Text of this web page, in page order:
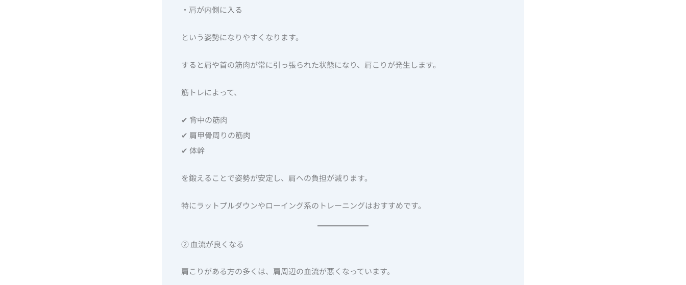
・肩が内側に入る
という姿勢になりやすくなります。
すると肩や首の筋肉が常に引っ張られた状態になり、肩こりが発生します。
筋トレによって、
✔ 背中の筋肉
✔ 肩甲骨周りの筋肉
✔ 体幹
を鍛えることで姿勢が安定し、肩への負担が減ります。
特にラットプルダウンやローイング系のトレーニングはおすすめです。
② 血流が良くなる
肩こりがある方の多くは、肩周辺の血流が悪くなっています。